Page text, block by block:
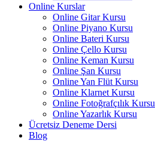
Online Kurslar
Online Gitar Kursu
Online Piyano Kursu
Online Bateri Kursu
Online Çello Kursu
Online Keman Kursu
Online Şan Kursu
Online Yan Flüt Kursu
Online Klarnet Kursu
Online Fotoğrafçılık Kursu
Online Yazarlık Kursu
Ücretsiz Deneme Dersi
Blog